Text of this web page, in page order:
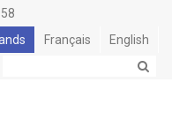
Français English